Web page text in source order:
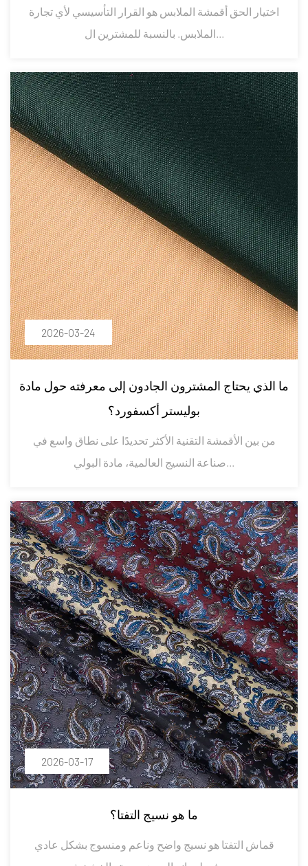
اختيار الحق أقمشة الملابس هو القرار التأسيسي لأي تجارة
الملابس. بالنسبة للمشترين ال...
2026-03-24
ما الذي يحتاج المشترون الجادون إلى معرفته حول مادة
بوليستر أكسفورد؟
من بين الأقمشة التقنية الأكثر تحديدًا على نطاق واسع في
صناعة النسيج العالمية، مادة البولي...
2026-03-17
ما هو نسيج التفتا؟
قماش التفتا هو نسيج واضح وناعم ومنسوج بشكل عادي